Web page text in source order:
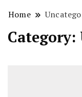
Home
Category: